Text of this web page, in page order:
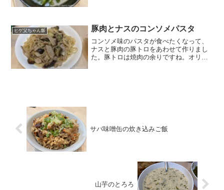
して味がついたら完成...
ヒゲ父ちゃん飯 豚肉とナスのコンソメパスタ
コンソメ味のパスタが食べたくなって、
ナスと豚肉の豚トロをあわせて作りまし
た。豚トロは焼肉の余りですね。オリー
サバ味噌缶の炊き込みご飯
山芋のとろろ